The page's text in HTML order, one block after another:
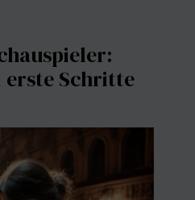
erste Schritte